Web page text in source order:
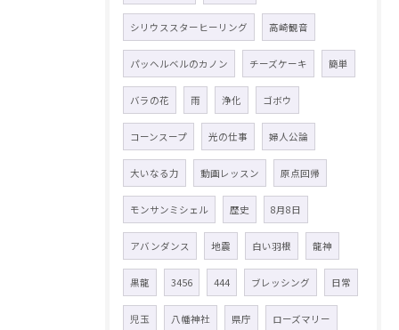
シリウススターヒーリング 高崎観音
パッヘルベルのカノン チーズケーキ 簡単
バラの花 雨 浄化 ゴボウ
コーンスープ 光の仕事 婦人公論
大いなる力 動画レッスン 原点回帰
モンサンミシェル 歴史 8月8日
アバンダンス 地震 白い羽根 龍神
黒龍 3456 444 ブレッシング 日常
児玉 八幡神社 県庁 ローズマリー